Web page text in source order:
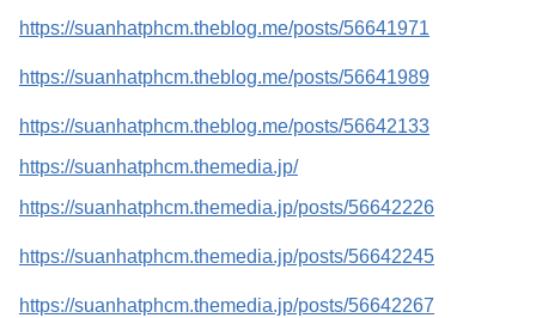
https://suanhatphcm.theblog.me/posts/56641971
https://suanhatphcm.theblog.me/posts/56641989
https://suanhatphcm.theblog.me/posts/56642133
https://suanhatphcm.themedia.jp/
https://suanhatphcm.themedia.jp/posts/56642226
https://suanhatphcm.themedia.jp/posts/56642245
https://suanhatphcm.themedia.jp/posts/56642267